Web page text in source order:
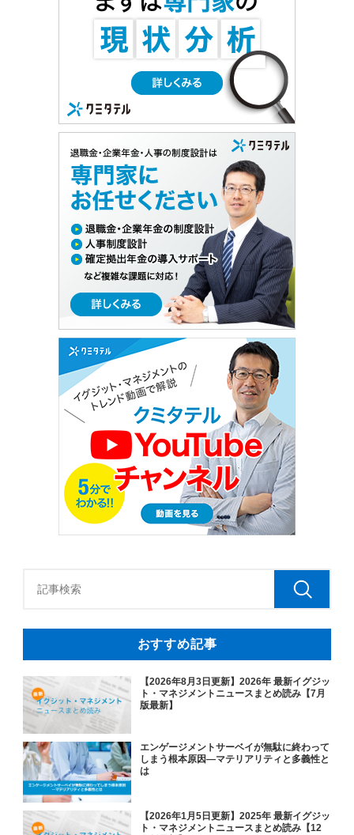
おすすめ記事
【2026年8月3日更新】2026年 最新イグジッ
ト・マネジメントニュースまとめ読み【7月
版最新】
エンゲージメントサーベイが無駄に終わって
しまう根本原因―マテリアリティと多義性と
は
【2026年1月5日更新】2025年 最新イグジッ
ト・マネジメントニュースまとめ読み【12